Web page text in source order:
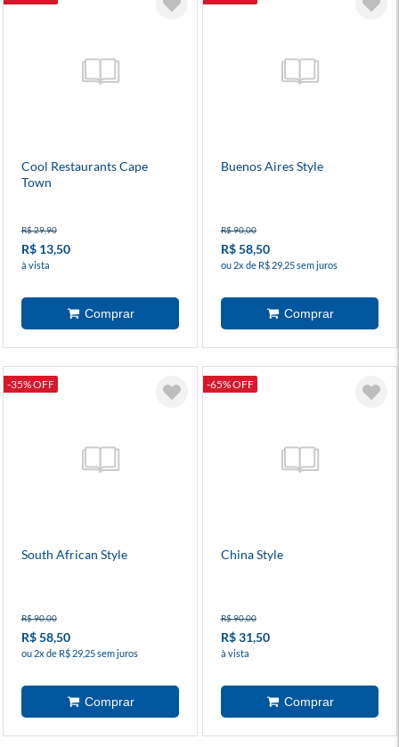
Cool Restaurants Cape
Town
R$ 29,90
R$ 13,50
à vista
Buenos Aires Style
R$ 90,00
R$ 58,50
ou 2x de R$ 29,25 sem juros
-35% OFF
South African Style
R$ 90,00
R$ 58,50
ou 2x de R$ 29,25 sem juros
-65% OFF
China Style
R$ 90,00
R$ 31,50
à vista